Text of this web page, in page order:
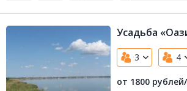
Усадьба
3 4
от 1800